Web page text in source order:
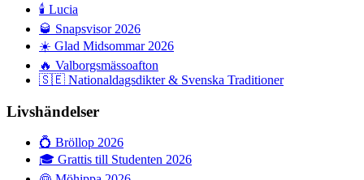
🕯️ Lucia
🥃 Snapsvisor 2026
☀️ Glad Midsommar 2026
🔥 Valborgsmässoafton
🇸🇪 Nationaldagsdikter & Svenska Traditioner
Livshändelser
💍 Bröllop 2026
🎓 Grattis till Studenten 2026